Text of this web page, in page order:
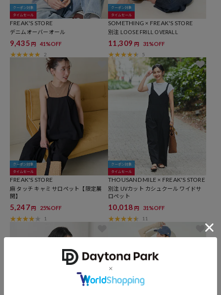
クーポン対象
タイムセール
FREAK'S STORE
デニムオーバーオール
9,435 円 41%OFF
2
クーポン対象
タイムセール
SOMETHING × FREAK'S STORE
別注 LOOSE FRILL OVERALL
11,309 円 31%OFF
5
クーポン対象
タイムセール
FREAK'S STORE
麻 タッチ キャミ サロペット【限定展
開】
5,247円 25%OFF
1
クーポン対象
タイムセール
THOUSAND MILE × FREAK'S STORE
別注 UVカット カシュクール ワイドサ
ロペット
10,018 円 31%OFF
11